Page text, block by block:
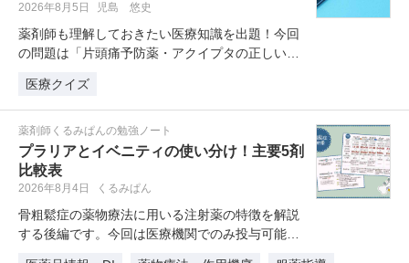
2026年8月5日 児島 悠史
薬剤師も理解しておきたい医療知識を出題！今回
の問題は「片頭痛予防薬・アクイプタの正しい用
医療クイズ
薬剤師くるみぱんの勉強ノート
プラリアとイベニティの使い分け！主要5剤
比較表
2026年8月4日 くるみぱん
骨粗鬆症の薬物療法に用いる注射薬の特徴を解説
する後編です。今回は医療機関でのみ投与可能な